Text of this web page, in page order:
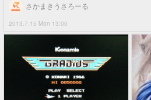
2013.7.15 Mon 13:00
さかまきうさろーる